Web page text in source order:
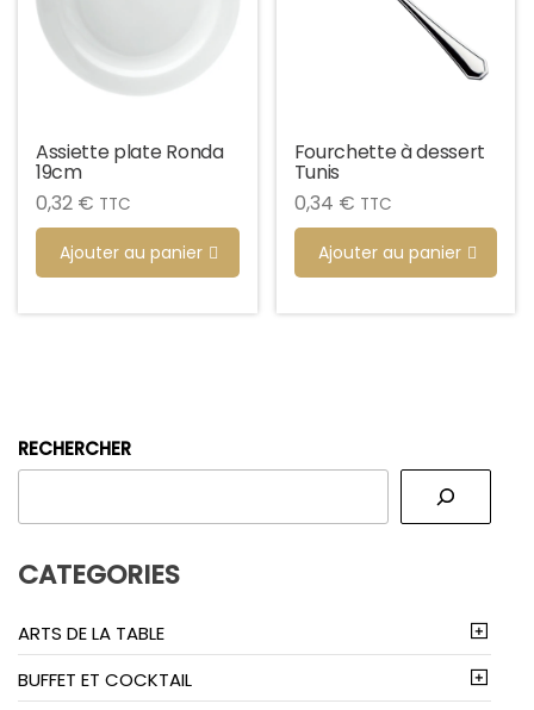
Assiette plate Ronda
19cm
0,32 € TTC
Ajouter au panier
Fourchette à dessert
Tunis
0,34 € TTC
Ajouter au panier
RECHERCHER
CATEGORIES
ARTS DE LA TABLE
BUFFET ET COCKTAIL